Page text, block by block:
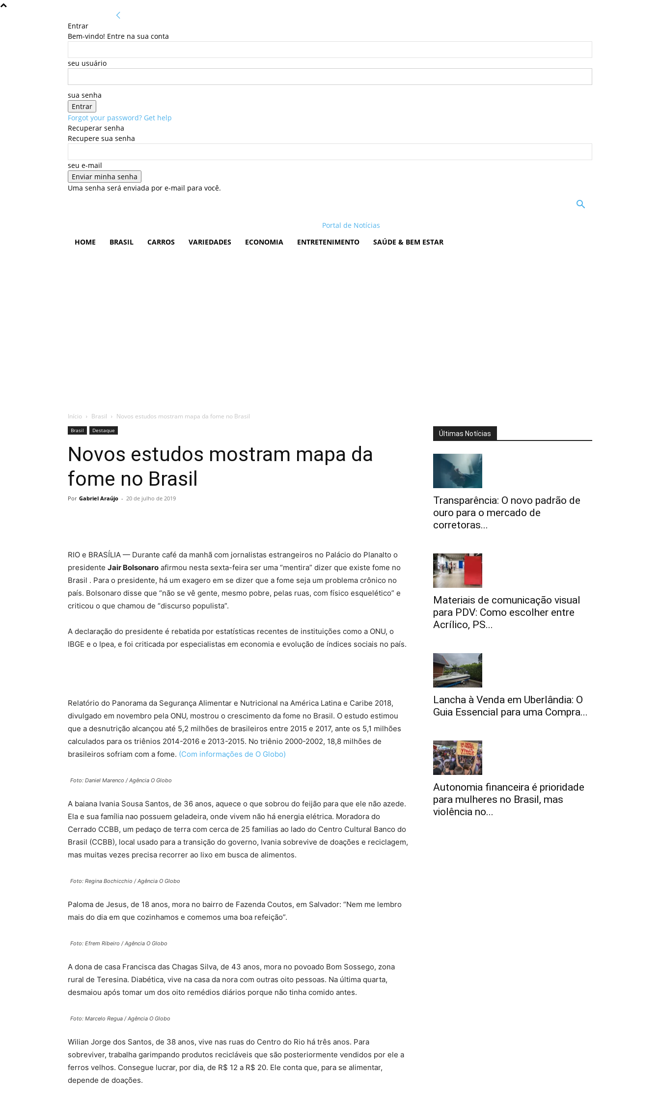
Entrar
Bem-vindo! Entre na sua conta
seu usuário
sua senha
Forgot your password? Get help
Recuperar senha
Recupere sua senha
seu e-mail
Uma senha será enviada por e-mail para você.
Portal de Notícias
HOME
BRASIL CARROS VARIEDADES ECONOMIA ENTRETENIMENTO SAÚDE & BEM ESTAR
Início Brasil Novos estudos mostram mapa da fome no Brasil
Brasil Destaque
Novos estudos mostram mapa da
fome no Brasil
Por Gabriel Araújo - 20 de julho de 2019
RIO e BRASÍLIA — Durante café da manhã com jornalistas estrangeiros no Palácio do Planalto o
presidente Jair Bolsonaro afirmou nesta sexta-feira ser uma “mentira” dizer que existe fome no
Brasil . Para o presidente, há um exagero em se dizer que a fome seja um problema crônico no
país. Bolsonaro disse que “não se vê gente, mesmo pobre, pelas ruas, com físico esquelético” e
criticou o que chamou de “discurso populista”.
A declaração do presidente é rebatida por estatísticas recentes de instituições como a ONU, o
IBGE e o Ipea, e foi criticada por especialistas em economia e evolução de índices sociais no país.
Relatório do Panorama da Segurança Alimentar e Nutricional na América Latina e Caribe 2018,
divulgado em novembro pela ONU, mostrou o crescimento da fome no Brasil. O estudo estimou
que a desnutrição alcançou até 5,2 milhões de brasileiros entre 2015 e 2017, ante os 5,1 milhões
calculados para os triênios 2014-2016 e 2013-2015. No triênio 2000-2002, 18,8 milhões de
brasileiros sofriam com a fome. (Com informações de O Globo)
Foto: Daniel Marenco / Agência O Globo
A baiana Ivania Sousa Santos, de 36 anos, aquece o que sobrou do feijão para que ele não azede.
Ela e sua família nao possuem geladeira, onde vivem não há energia elétrica. Moradora do
Cerrado CCBB, um pedaço de terra com cerca de 25 familias ao lado do Centro Cultural Banco do
Brasil (CCBB), local usado para a transição do governo, Ivania sobrevive de doações e reciclagem,
mas muitas vezes precisa recorrer ao lixo em busca de alimentos.
Foto: Regina Bochicchio / Agência O Globo
Paloma de Jesus, de 18 anos, mora no bairro de Fazenda Coutos, em Salvador: “Nem me lembro
mais do dia em que cozinhamos e comemos uma boa refeição”.
Foto: Efrem Ribeiro / Agência O Globo
A dona de casa Francisca das Chagas Silva, de 43 anos, mora no povoado Bom Sossego, zona
rural de Teresina. Diabética, vive na casa da nora com outras oito pessoas. Na última quarta,
desmaiou após tomar um dos oito remédios diários porque não tinha comido antes.
Foto: Marcelo Regua / Agência O Globo
Wilian Jorge dos Santos, de 38 anos, vive nas ruas do Centro do Rio há três anos. Para
sobreviver, trabalha garimpando produtos recicláveis que são posteriormente vendidos por ele a
ferros velhos. Consegue lucrar, por dia, de R$ 12 a R$ 20. Ele conta que, para se alimentar,
depende de doações.
Últimas Notícias
Transparência: O novo padrão de
ouro para o mercado de
corretoras...
Materiais de comunicação visual
para PDV: Como escolher entre
Acrílico, PS...
Lancha à Venda em Uberlândia: O
Guia Essencial para uma Compra...
Autonomia financeira é prioridade
para mulheres no Brasil, mas
violência no...